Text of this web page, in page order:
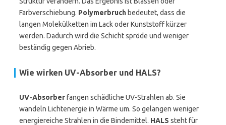
Farbverschiebung. Polymerbruch bedeutet, dass die
langen Molekülketten im Lack oder Kunststoff kürzer
werden. Dadurch wird die Schicht spröde und weniger
beständig gegen Abrieb.
Wie wirken UV-Absorber und HALS?
UV-Absorberfangen schädliche UV-Strahlen ab. Sie
wandeln Lichtenergie in Wärme um. So gelangen weniger
energiereiche Strahlen in die Bindemittel. HALS steht für